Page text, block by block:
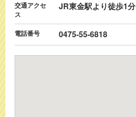
交通アクセ
ス
JR東金駅より徒歩1分
電話番号 0475-55-6818